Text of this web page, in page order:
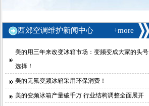
+more
西郊空调维护新闻中心
美的用三年来改变冰箱市场：变频变成大家的头号
选择！
美的无氟变频冰箱采用环保消费！
美的变频冰箱产量破千万 行业结构调整全面展开